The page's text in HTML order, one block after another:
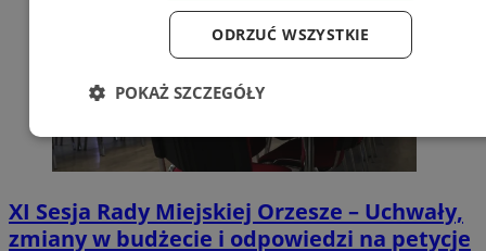
XI Sesja Rady Miejskiej Orzesze – Uchwały,
zmiany w budżecie i odpowiedzi na petycje
ODRZUĆ WSZYSTKIE
POKAŻ SZCZEGÓŁY
Niezbędne Wydajność Targetowanie
Funkcjonalność Niesklasyfikowane